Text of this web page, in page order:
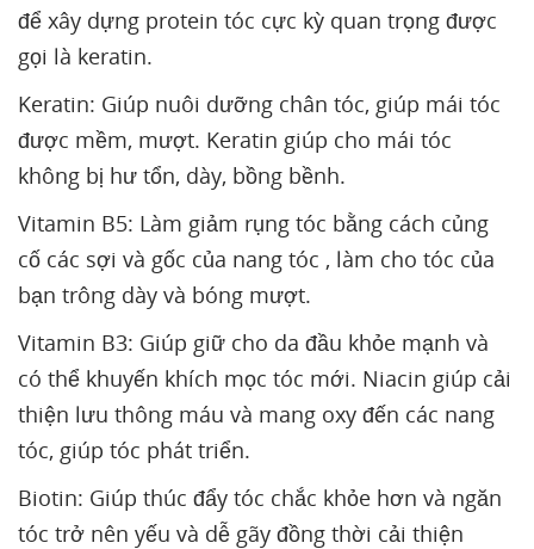
để xây dựng protein tóc cực kỳ quan trọng được
gọi là keratin.
Keratin: Giúp nuôi dưỡng chân tóc, giúp mái tóc
được mềm, mượt. Keratin giúp cho mái tóc
không bị hư tổn, dày, bồng bềnh.
Vitamin B5: Làm giảm rụng tóc bằng cách củng
cố các sợi và gốc của nang tóc , làm cho tóc của
bạn trông dày và bóng mượt.
Vitamin B3: Giúp giữ cho da đầu khỏe mạnh và
có thể khuyến khích mọc tóc mới. Niacin giúp cải
thiện lưu thông máu và mang oxy đến các nang
tóc, giúp tóc phát triển.
Biotin: Giúp thúc đẩy tóc chắc khỏe hơn và ngăn
tóc trở nên yếu và dễ gãy đồng thời cải thiện